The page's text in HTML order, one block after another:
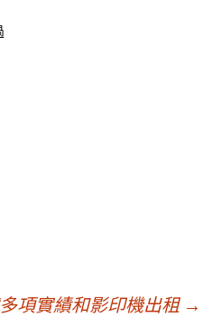
項實績和影印機出租 →